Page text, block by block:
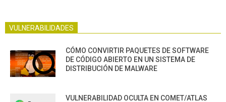
VULNERABILIDADES
CÓMO CONVIRTIR PAQUETES DE SOFTWARE
DE CÓDIGO ABIERTO EN UN SISTEMA DE
DISTRIBUCIÓN DE MALWARE
VULNERABILIDAD OCULTA EN COMET/ATLAS